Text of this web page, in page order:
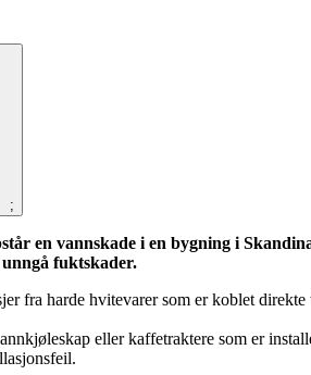
;
en vannskade i en bygning i
fuktskader.
fra harde hvitevarer som er koblet
eller kaffetraktere som er